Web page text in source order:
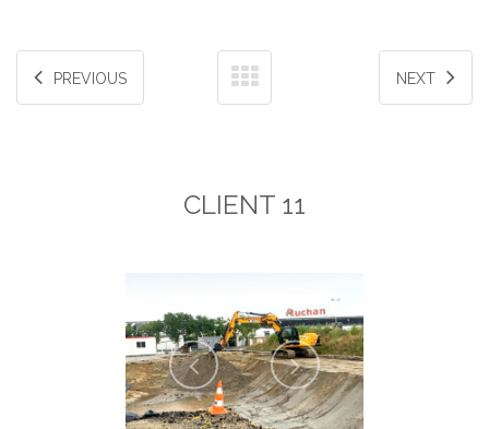
PREVIOUS NEXT
CLIENT 11